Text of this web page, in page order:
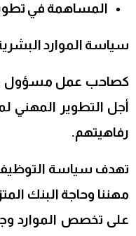
المساهمة في
سياسة الموارد
كصاحب عمل مسؤول ،
أجل التطوير المهني
رفاهيتهم.
تهدف سياسة التوظيف
مهننا وحاجة البنك
على تخصص الموارد